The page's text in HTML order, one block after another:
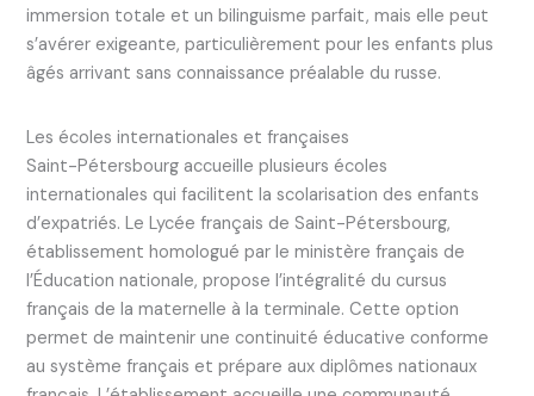
immersion totale et un bilinguisme parfait, mais elle peut
s’avérer exigeante, particulièrement pour les enfants plus
âgés arrivant sans connaissance préalable du russe.
Les écoles internationales et françaises
Saint-Pétersbourg accueille plusieurs écoles
internationales qui facilitent la scolarisation des enfants
d’expatriés. Le Lycée français de Saint-Pétersbourg,
établissement homologué par le ministère français de
l’Éducation nationale, propose l’intégralité du cursus
français de la maternelle à la terminale. Cette option
permet de maintenir une continuité éducative conforme
au système français et prépare aux diplômes nationaux